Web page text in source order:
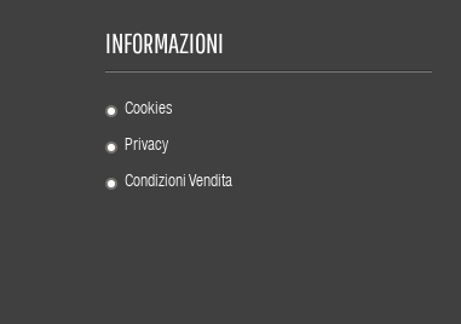
INFORMAZIONI
Cookies
Privacy
Condizioni Vendita